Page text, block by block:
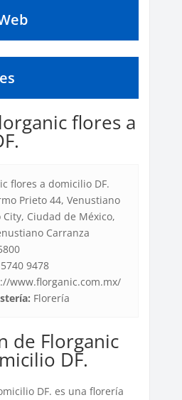
flores a
flores a domicilio DF.
Prieto 44, Venustiano
Ciudad de México,
Carranza
9478
www.florganic.com.mx/
Florería
de Florganic
DF.
DF. es una florería